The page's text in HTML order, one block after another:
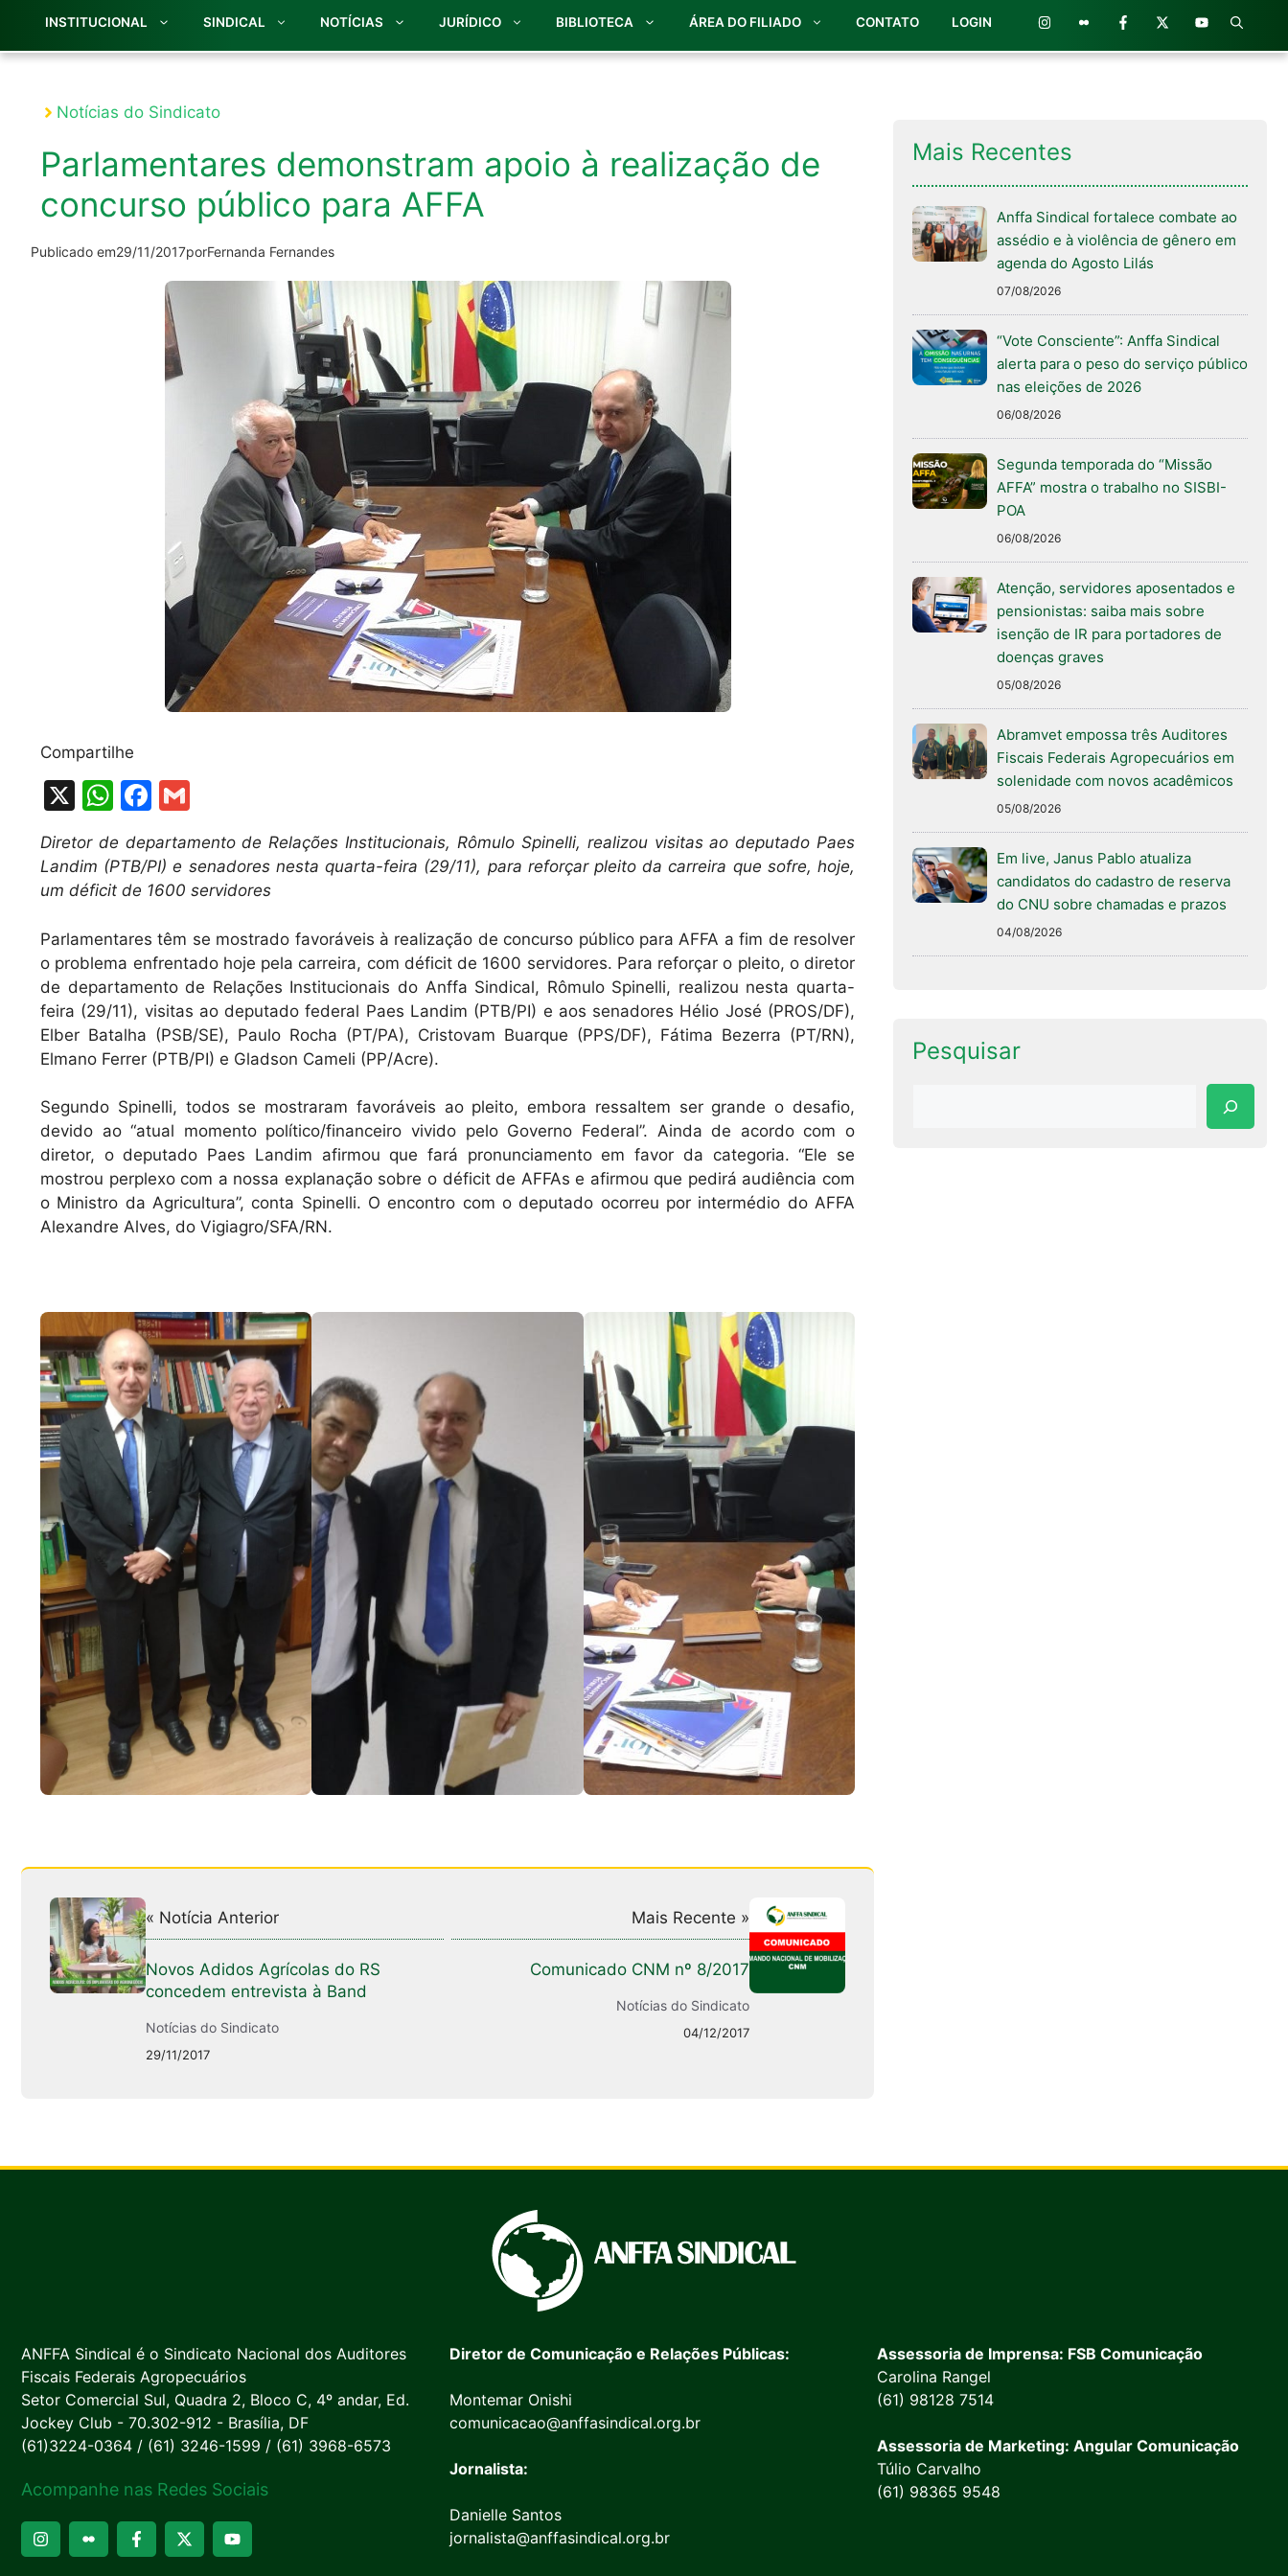
INSTITUCIONAL SINDICAL NOTÍCIAS JURÍDICO BIBLIOTECA ÁREA DO FILIADO CONTATO LOGIN
Notícias do Sindicato
Parlamentares demonstram apoio à realização de
concurso público para AFFA
Publicado em29/11/2017porFernanda Fernandes
Compartilhe
X
W
at
s
p
p
F
c
e
o
o
k
ai
l
Diretor de departamento de Relações Institucionais, Rômulo Spinelli, realizou visitas ao deputado Paes
Landim (PTB/PI) e senadores nesta quarta-feira (29/11), para reforçar pleito da carreira que sofre, hoje,
um déficit de 1600 servidores
Parlamentares têm se mostrado favoráveis à realização de concurso público para AFFA a fim de resolver
o problema enfrentado hoje pela carreira, com déficit de 1600 servidores. Para reforçar o pleito, o diretor
de departamento de Relações Institucionais do Anffa Sindical, Rômulo Spinelli, realizou nesta quarta-
feira (29/11), visitas ao deputado federal Paes Landim (PTB/PI) e aos senadores Hélio José (PROS/DF),
Elber Batalha (PSB/SE), Paulo Rocha (PT/PA), Cristovam Buarque (PPS/DF), Fátima Bezerra (PT/RN),
Elmano Ferrer (PTB/PI) e Gladson Cameli (PP/Acre).
Segundo Spinelli, todos se mostraram favoráveis ao pleito, embora ressaltem ser grande o desafio,
devido ao “atual momento político/financeiro vivido pelo Governo Federal”. Ainda de acordo com o
diretor, o deputado Paes Landim afirmou que fará pronunciamento em favor da categoria. “Ele se
mostrou perplexo com a nossa explanação sobre o déficit de AFFAs e afirmou que pedirá audiência com
o Ministro da Agricultura”, conta Spinelli. O encontro com o deputado ocorreu por intermédio do AFFA
Alexandre Alves, do Vigiagro/SFA/RN.
« Notícia Anterior
Novos Adidos Agrícolas do RS
concedem entrevista à Band
Notícias do Sindicato
29/11/2017
Mais Recente »
Comunicado CNM nº 8/2017
Notícias do Sindicato
04/12/2017
Mais Recentes
Anffa Sindical fortalece combate ao
assédio e à violência de gênero em
agenda do Agosto Lilás
07/08/2026
“Vote Consciente”: Anffa Sindical
alerta para o peso do serviço público
nas eleições de 2026
06/08/2026
Segunda temporada do “Missão
AFFA” mostra o trabalho no SISBI-
POA
06/08/2026
Atenção, servidores aposentados e
pensionistas: saiba mais sobre
isenção de IR para portadores de
doenças graves
05/08/2026
Abramvet empossa três Auditores
Fiscais Federais Agropecuários em
solenidade com novos acadêmicos
05/08/2026
Em live, Janus Pablo atualiza
candidatos do cadastro de reserva
do CNU sobre chamadas e prazos
04/08/2026
Pesquisar
ANFFA Sindical é o Sindicato Nacional dos Auditores
Fiscais Federais Agropecuários
Setor Comercial Sul, Quadra 2, Bloco C, 4º andar, Ed.
Jockey Club - 70.302-912 - Brasília, DF
(61)3224-0364 / (61) 3246-1599 / (61) 3968-6573
Acompanhe nas Redes Sociais
Diretor de Comunicação e Relações Públicas:
Montemar Onishi
comunicacao@anffasindical.org.br
Jornalista:
Danielle Santos
jornalista@anffasindical.org.br
Assessoria de Imprensa: FSB Comunicação
Carolina Rangel
(61) 98128 7514
Assessoria de Marketing: Angular Comunicação
Túlio Carvalho
(61) 98365 9548